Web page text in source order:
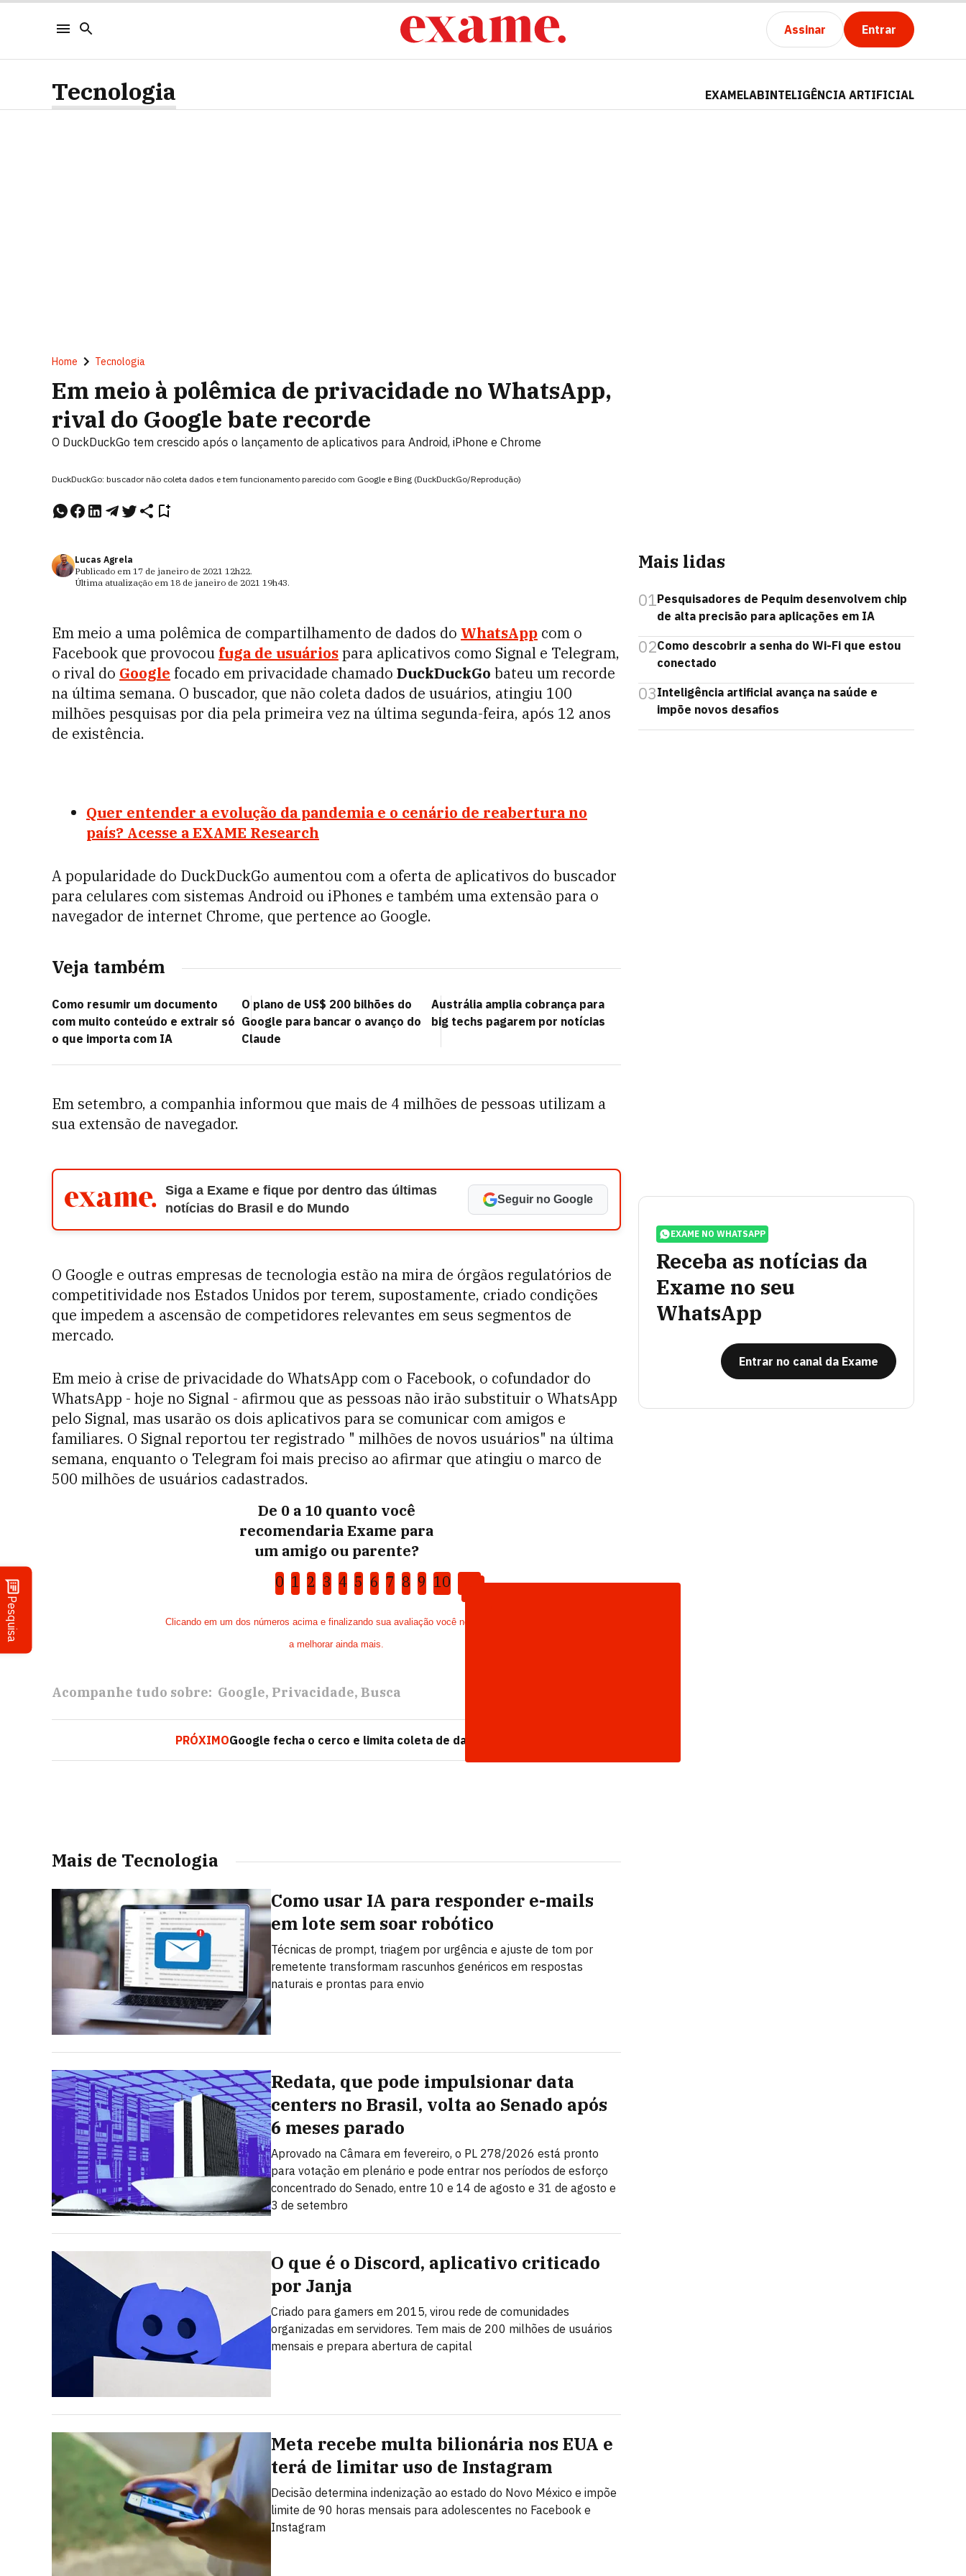
Assinar Entrar
Pesquisa
Tecnologia EXAMELABINTELIGÊNCIA ARTIFICIAL
Home Tecnologia
Em meio à polêmica de privacidade no WhatsApp,
rival do Google bate recorde
O DuckDuckGo tem crescido após o lançamento de aplicativos para Android, iPhone e Chrome
DuckDuckGo: buscador não coleta dados e tem funcionamento parecido com Google e Bing (DuckDuckGo/Reprodução)
Lucas Agrela
Publicado em 17 de janeiro de 2021 12h22.
Última atualização em 18 de janeiro de 2021 19h43.
Em meio a uma polêmica de compartilhamento de dados do WhatsApp com o
Facebook que provocou fuga de usuáriospara aplicativos como Signal e Telegram,
o rival do Google focado em privacidade chamado DuckDuckGo bateu um recorde
na última semana. O buscador, que não coleta dados de usuários, atingiu 100
milhões pesquisas por dia pela primeira vez na última segunda-feira, após 12 anos
de existência.
Quer entender a evolução da pandemia e o cenário de reabertura no
país? Acesse a EXAME Research
A popularidade do DuckDuckGo aumentou com a oferta de aplicativos do buscador
para celulares com sistemas Android ou iPhones e também uma extensão para o
navegador de internet Chrome, que pertence ao Google.
Veja também
Como resumir um documento
com muito conteúdo e extrair só
o que importa com IA
O plano de US$ 200 bilhões do
Google para bancar o avanço do
Claude
Austrália amplia cobrança para
big techs pagarem por notícias
Em setembro, a companhia informou que mais de 4 milhões de pessoas utilizam a
sua extensão de navegador.
Siga a Exame e fique por dentro das últimas
notícias do Brasil e do Mundo
Seguir no Google
O Google e outras empresas de tecnologia estão na mira de órgãos regulatórios de
competitividade nos Estados Unidos por terem, supostamente, criado condições
que impedem a ascensão de competidores relevantes em seus segmentos de
mercado.
Em meio à crise de privacidade do WhatsApp com o Facebook, o cofundador do
WhatsApp - hoje no Signal - afirmou que as pessoas não irão substituir o WhatsApp
pelo Signal, mas usarão os dois aplicativos para se comunicar com amigos e
familiares. O Signal reportou ter registrado " milhões de novos usuários" na última
semana, enquanto o Telegram foi mais preciso ao afirmar que atingiu o marco de
500 milhões de usuários cadastrados.
De 0 a 10 quanto você
recomendaria Exame para
um amigo ou parente?
0 1 2 3 4 5 6 7 8 9 10
Clicando em um dos números acima e finalizando sua avaliação você nos ajudará
a melhorar ainda mais.
Acompanhe tudo sobre: Google Privacidade Busca
PRÓXIMOGoogle fecha o cerco e limita coleta de dados pessoais no Chrome
Mais de Tecnologia
Como usar IA para responder e-mails
em lote sem soar robótico
Técnicas de prompt, triagem por urgência e ajuste de tom por
remetente transformam rascunhos genéricos em respostas
naturais e prontas para envio
Redata, que pode impulsionar data
centers no Brasil, volta ao Senado após
6 meses parado
Aprovado na Câmara em fevereiro, o PL 278/2026 está pronto
para votação em plenário e pode entrar nos períodos de esforço
concentrado do Senado, entre 10 e 14 de agosto e 31 de agosto e
3 de setembro
O que é o Discord, aplicativo criticado
por Janja
Criado para gamers em 2015, virou rede de comunidades
organizadas em servidores. Tem mais de 200 milhões de usuários
mensais e prepara abertura de capital
Meta recebe multa bilionária nos EUA e
terá de limitar uso de Instagram
Decisão determina indenização ao estado do Novo México e impõe
limite de 90 horas mensais para adolescentes no Facebook e
Instagram
Mais lidas
01Pesquisadores de Pequim desenvolvem chip
de alta precisão para aplicações em IA
02Como descobrir a senha do Wi-Fi que estou
conectado
03Inteligência artificial avança na saúde e
impõe novos desafios
EXAME NO WHATSAPP
Receba as notícias da
Exame no seu
WhatsApp
Entrar no canal da Exame